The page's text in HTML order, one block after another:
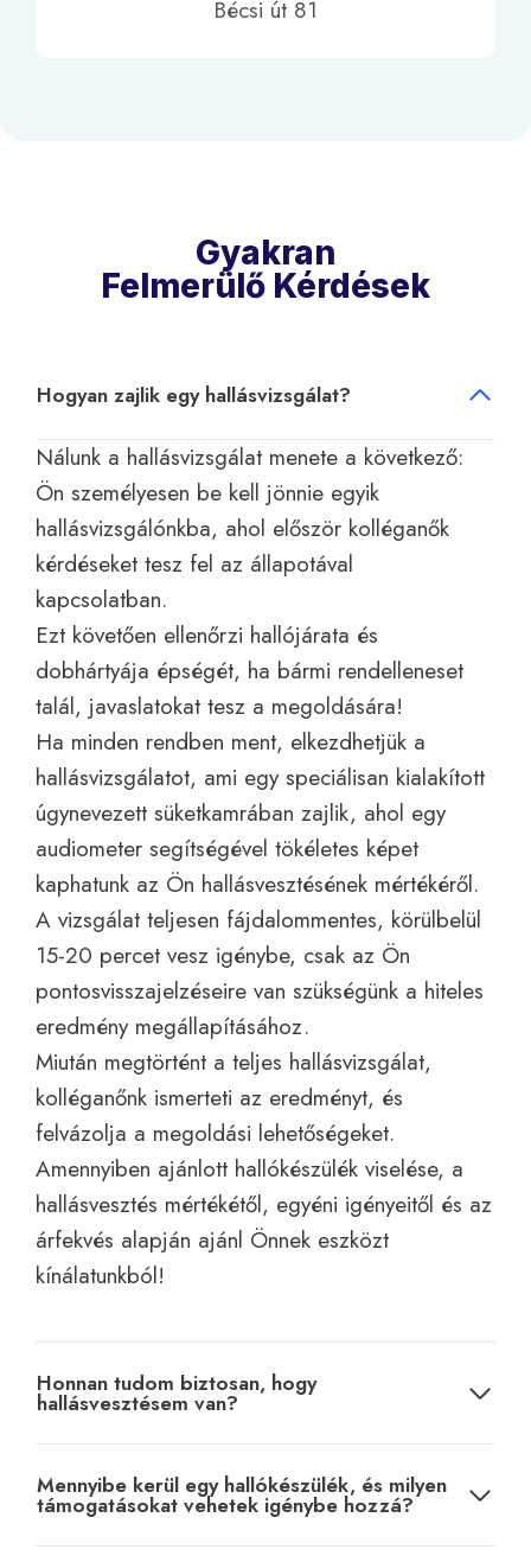
Bécsi út 81
Gyakran
Felmerülő Kérdések
Hogyan zajlik egy hallásvizsgálat?
Nálunk a hallásvizsgálat menete a következő:
Ön személyesen be kell jönnie egyik
hallásvizsgálónkba, ahol először kolléganők
kérdéseket tesz fel az állapotával
kapcsolatban.
Ezt követően ellenőrzi hallójárata és
dobhártyája épségét, ha bármi rendelleneset
talál, javaslatokat tesz a megoldására!
Ha minden rendben ment, elkezdhetjük a
hallásvizsgálatot, ami egy speciálisan kialakított
úgynevezett süketkamrában zajlik, ahol egy
audiometer segítségével tökéletes képet
kaphatunk az Ön hallásvesztésének mértékéről.
A vizsgálat teljesen fájdalommentes, körülbelül
15-20 percet vesz igénybe, csak az Ön
pontosvisszajelzéseire van szükségünk a hiteles
eredmény megállapításához.
Miután megtörtént a teljes hallásvizsgálat,
kolléganőnk ismerteti az eredményt, és
felvázolja a megoldási lehetőségeket.
Amennyiben ajánlott hallókészülék viselése, a
hallásvesztés mértékétől, egyéni igényeitől és az
árfekvés alapján ajánl Önnek eszközt
kínálatunkból!
Honnan tudom biztosan, hogy
hallásvesztésem van?
Mennyibe kerül egy hallókészülék, és milyen
támogatásokat vehetek igénybe hozzá?